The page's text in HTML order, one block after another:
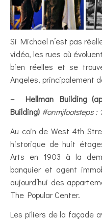
Si Michael n’est pas
vidéo, les rues où
bien réelles et se
Angeles, principalement
– Hellman Building
Building) #onmjfootsteps :
Au coin de West 4th
historique de huit
Arts en 1903 à la
banquier et agent
aujourd’hui des
The Popular Center.
Les piliers de la façade